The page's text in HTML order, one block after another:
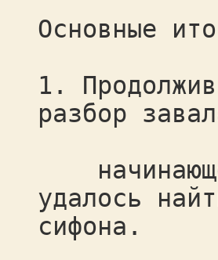
Основные
1.
разбор
удалось
сифона.